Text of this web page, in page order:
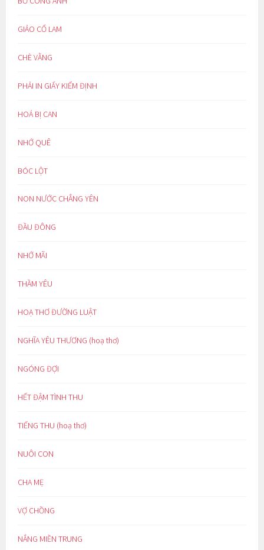
GIẢO CỔ LAM
CHÈ VẰNG
PHẢI IN GIẤY KIỂM ĐỊNH
HOÁ BỊ CAN
NHỚ QUÊ
BÓC LỘT
NON NƯỚC CHẲNG YÊN
ĐẦU ĐÔNG
NHỚ MÃI
THẦM YÊU
HOẠ THƠ ĐƯỜNG LUẬT
NGHĨA YÊU THƯƠNG (hoạ thơ)
NGÓNG ĐỢI
HẾT ĐẬM TÌNH THU
TIẾNG THU (hoạ thơ)
NUÔI CON
CHA MẸ
VỢ CHỒNG
NẮNG MIỀN TRUNG